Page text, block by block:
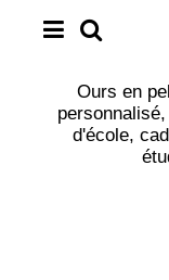
Ours en
d'école,